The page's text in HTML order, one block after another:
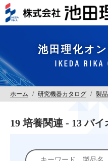
池田理化オ
ホーム / 研究機器カタログ / 製
19 培養関連 - 13 バ